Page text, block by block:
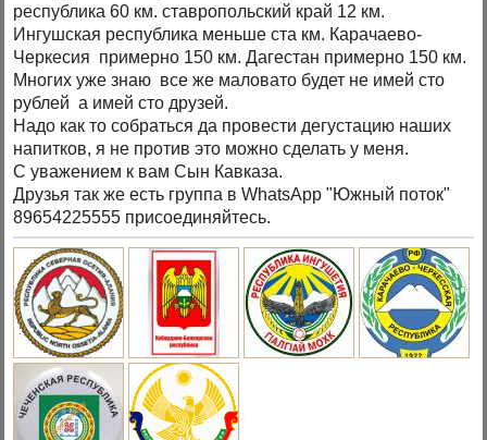
республика 60 км. ставропольский край 12 км.
Ингушская республика меньше ста км. Карачаево-
Черкесия примерно 150 км. Дагестан примерно 150 км.
Многих уже знаю все же маловато будет не имей сто
рублей а имей сто друзей.
Надо как то собраться да провести дегустацию наших
напитков, я не против это можно сделать у меня.
С уважением к вам Сын Кавказа.
Друзья так же есть группа в WhatsApp "Южный поток"
89654225555 присоединяйтесь.